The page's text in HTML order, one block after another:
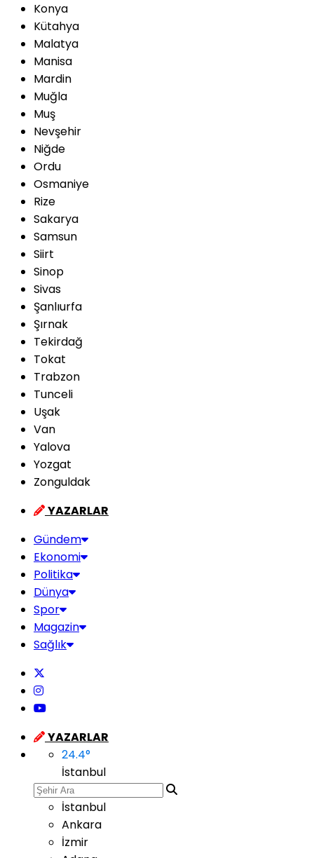
Konya
Kütahya
Malatya
Manisa
Mardin
Muğla
Muş
Nevşehir
Niğde
Ordu
Osmaniye
Rize
Sakarya
Samsun
Siirt
Sinop
Sivas
Şanlıurfa
Şırnak
Tekirdağ
Tokat
Trabzon
Tunceli
Uşak
Van
Yalova
Yozgat
Zonguldak
YAZARLAR
Gündem
Ekonomi
Politika
Dünya
Spor
Magazin
Sağlık
YAZARLAR
24.4°
İstanbul
İstanbul
Ankara
İzmir